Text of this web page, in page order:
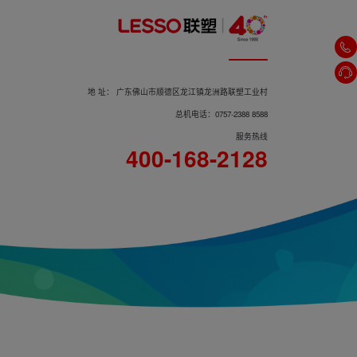
地 址： 广东佛山市顺德区龙江镇龙洲路联塑工业村
总机电话：0757-2388 8588
服务热线
400-168-2128